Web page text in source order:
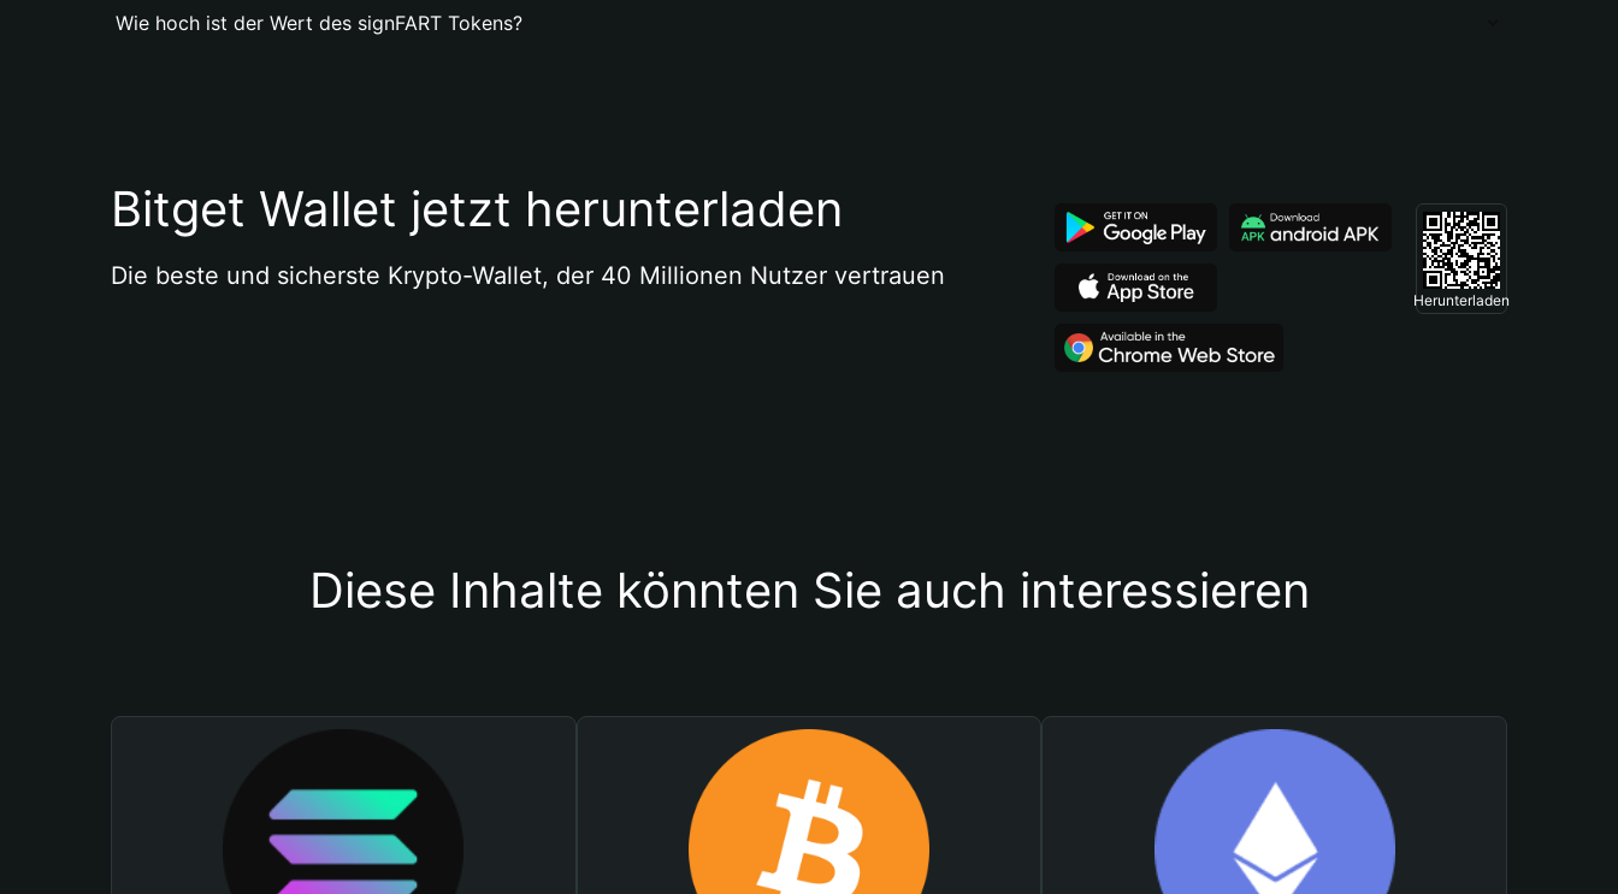
Wie hoch ist der Wert des signFART Tokens?
Bitget Wallet jetzt herunterladen
Die beste und sicherste Krypto-Wallet, der 40 Millionen Nutzer vertrauen
Herunterladen
Diese Inhalte könnten Sie auch interessieren